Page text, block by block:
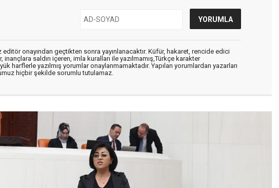
editör onayından geçtikten sonra yayınlanacaktır. Küfür, hakaret, rencide edici
inançlara saldırı içeren, imla kuralları ile yazılmamış,Türkçe karakter
harflerle yazılmış yorumlar onaylanmamaktadır. Yapılan yorumlardan yazarları
hiçbir şekilde sorumlu tutulamaz.